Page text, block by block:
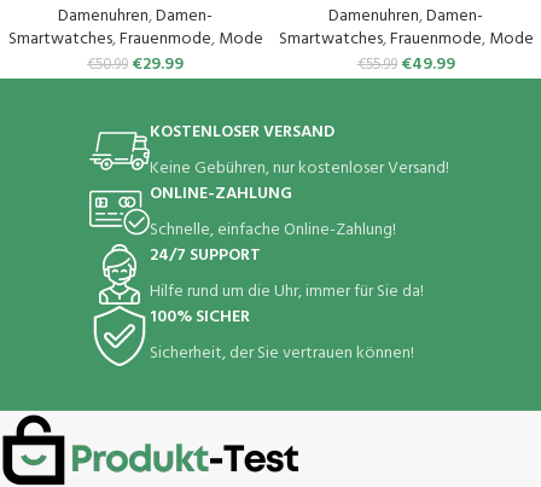
Überwachung Pulsuhr
Schlafmonitor Schrittzähler Uhr
100+ Trainingsmodi Sportuhr
für Damen Herren Android iOS
Damenuhren,Damen-
Smartwatches,Frauenmode,Mode
€50.99 €29.99
mit
Schlafmonitor/Herzfrequenz/Sp
O2, 120+ Sportuhr IP68
Wasserdicht für iOS Android
Damenuhren,Damen-
Smartwatches,Frauenmode,Mode
€55.99 €49.99
KOSTENLOSER VERSAND
Keine Gebühren, nur kostenloser Versand!
ONLINE-ZAHLUNG
Schnelle, einfache Online-Zahlung!
24/7 SUPPORT
Hilfe rund um die Uhr, immer für Sie da!
100% SICHER
Sicherheit, der Sie vertrauen können!